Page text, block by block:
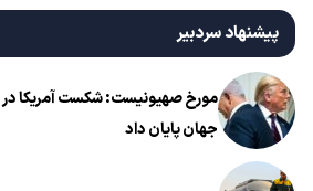
پیشنهاد سردبیر
مورخ صهیونیست: شکست آمریکا در
جهان پایان داد